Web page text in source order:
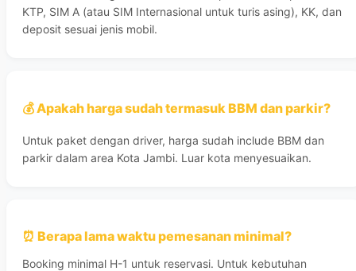
KTP, SIM A (atau SIM Internasional untuk turis asing), KK, dan
deposit sesuai jenis mobil.
💰 Apakah harga sudah termasuk BBM dan parkir?
Untuk paket dengan driver, harga sudah include BBM dan
parkir dalam area Kota Jambi. Luar kota menyesuaikan.
⏰ Berapa lama waktu pemesanan minimal?
Booking minimal H-1 untuk reservasi. Untuk kebutuhan